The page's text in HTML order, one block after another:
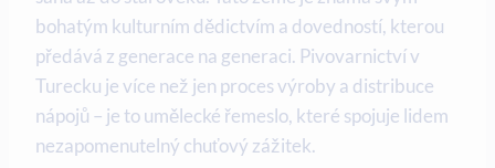
bohatým kulturním dědictvím a dovedností, kterou
předává z generace na generaci. Pivovarnictví v
Turecku je více než jen proces výroby a distribuce
nápojů – je to umělecké řemeslo, které spojuje lidem
nezapomenutelný chuťový zážitek.